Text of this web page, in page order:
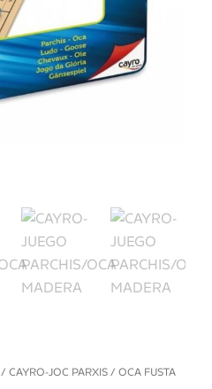
/ CAYRO-JOC PARXIS / OCA FUSTA